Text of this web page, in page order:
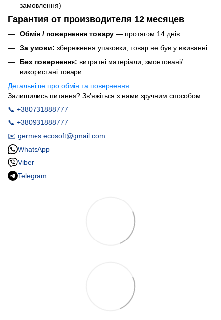
замовлення)
Гарантия от производителя 12 месяцев
Обмін / повернення товару — протягом 14 днів
За умови: збереження упаковки, товар не був у вживанні
Без повернення: витратні матеріали, змонтовані/
використані товари
Детальніше про обмін та повернення
Залишились питання? Зв’яжіться з нами зручним способом:
📞 +380731888777
📞 +380931888777
✉️ germes.ecosoft@gmail.com
WhatsApp
Viber
Telegram